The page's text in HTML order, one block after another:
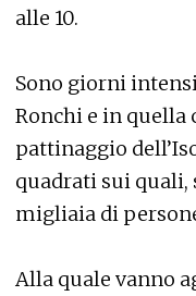
alle 10.
Sono giorni
Ronchi e in quella
pattinaggio
quadrati sui quali,
migliaia di
Alla quale vanno